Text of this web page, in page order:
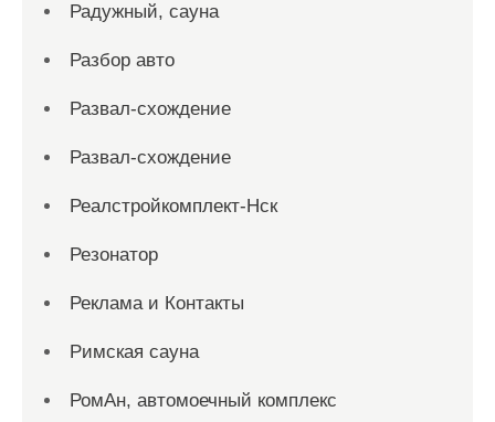
Радужный, сауна
Разбор авто
Развал-схождение
Развал-схождение
Реалстройкомплект-Нск
Резонатор
Реклама и Контакты
Римская сауна
РомАн, автомоечный комплекс